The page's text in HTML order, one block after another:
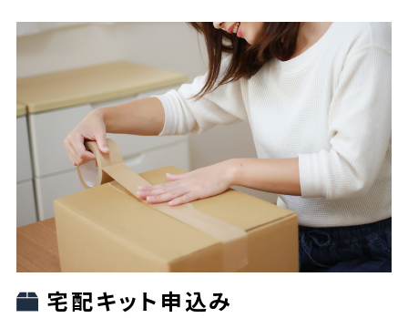
宅配キット申込み